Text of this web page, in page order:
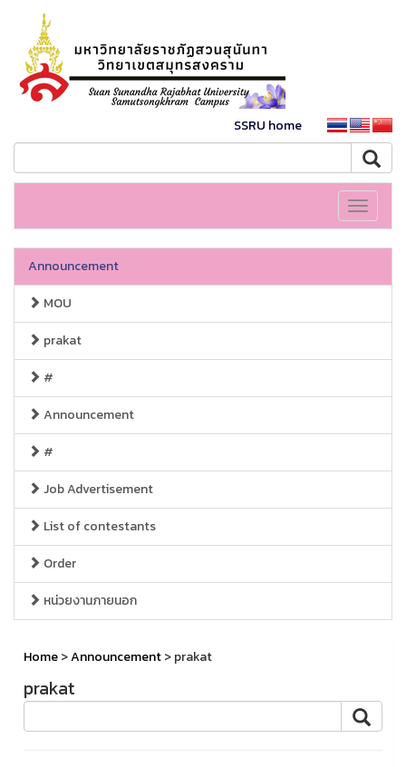
SSRU home
Toggle
Announcement
MOU
prakat
#
Announcement
#
Job Advertisement
List of contestants
Order
หน่วยงานภายนอก
Home>Announcement> prakat
prakat